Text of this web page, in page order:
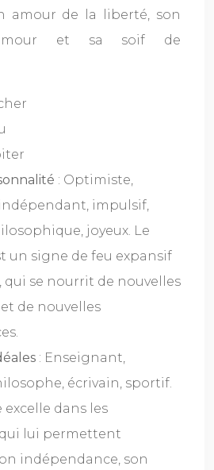
amour de la liberté, son
et sa soif de
: Optimiste,
impulsif,
joyeux. Le
un signe de feu expansif
se nourrit de nouvelles
de nouvelles
: Enseignant,
écrivain, sportif.
excelle dans les
lui permettent
indépendance, son